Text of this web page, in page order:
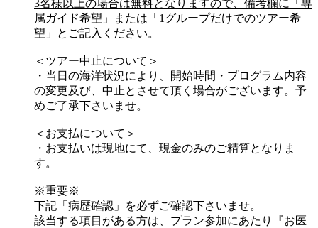
3名様以上の場合は無料となりますので、備考欄に「専
属ガイド希望」または「1グループだけでのツアー希
望」とご記入ください。
＜ツアー中止について＞
・当日の海洋状況により、開始時間・プログラム内容
の変更及び、中止とさせて頂く場合がございます。予
めご了承下さいませ。
＜お支払について＞
・お支払いは現地にて、現金のみのご精算となりま
す。
※重要※
下記「病歴確認」を必ずご確認下さいませ。
該当する項目がある方は、プラン参加にあたり『お医